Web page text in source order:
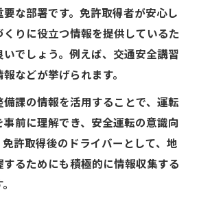
な部署です。免許取得者が安心し
りに役立つ情報を提供しているた
でしょう。例えば、交通安全講習
などが挙げられます。
備課の情報を活用することで、運転
前に理解でき、安全運転の意識向
許取得後のドライバーとして、地
るためにも積極的に情報収集する